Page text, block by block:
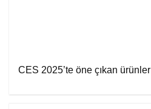
CES 2025’te öne çıkan ürünler